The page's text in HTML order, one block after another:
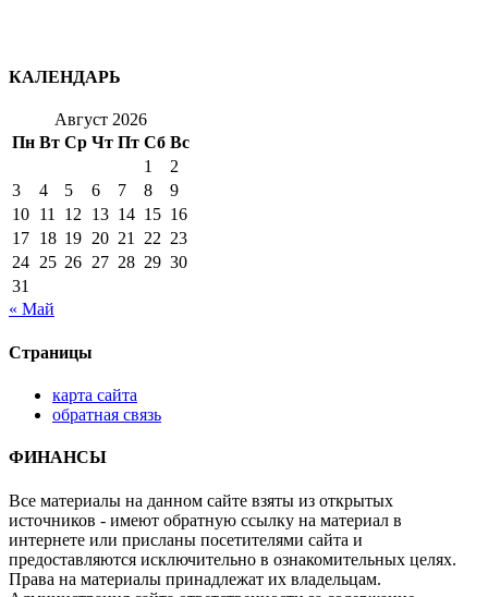
КАЛЕНДАРЬ
Август 2026
Пн Вт Ср Чт Пт Сб Вс
1
2
3
4 5 6 7 8
9
10 11 12 13 14 15 16
17 18 19 20 21 22 23
24 25 26 27 28 29 30
31
« Май
Страницы
карта сайта
обратная связь
ФИНАНСЫ
Все материалы на данном сайте взяты из открытых
источников - имеют обратную ссылку на материал в
интернете или присланы посетителями сайта и
предоставляются исключительно в ознакомительных целях.
Права на материалы принадлежат их владельцам.